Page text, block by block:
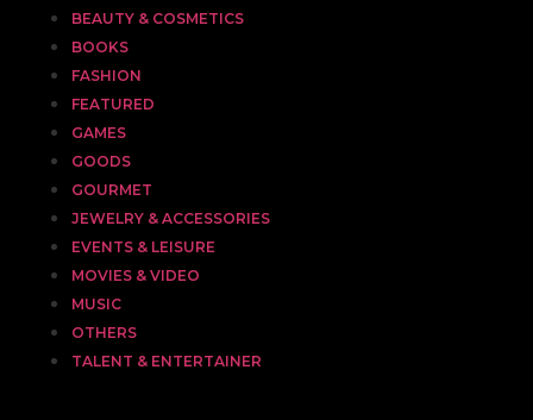
BEAUTY & COSMETICS
BOOKS
FASHION
FEATURED
GAMES
GOODS
GOURMET
JEWELRY & ACCESSORIES
EVENTS & LEISURE
MOVIES & VIDEO
MUSIC
OTHERS
TALENT & ENTERTAINER